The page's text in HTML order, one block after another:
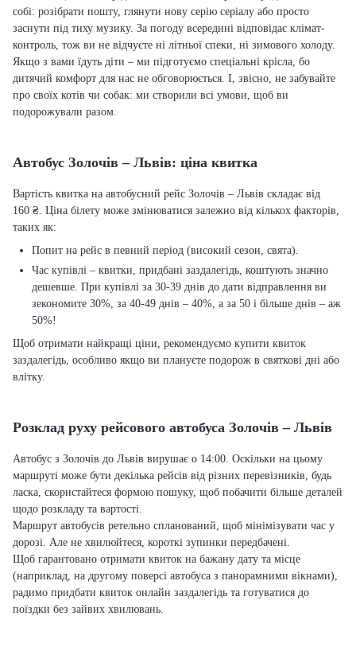
собі: розібрати пошту, глянути нову серію серіалу або просто
заснути під тиху музику. За погоду всередині відповідає клімат-
контроль, тож ви не відчуєте ні літньої спеки, ні зимового холоду.
Якщо з вами їдуть діти – ми підготуємо спеціальні крісла, бо
дитячий комфорт для нас не обговорюється. І, звісно, не забувайте
про своїх котів чи собак: ми створили всі умови, щоб ви
подорожували разом.
Автобус Золочів – Львів: ціна квитка
Вартість квитка на автобусний рейс Золочів – Львів складає від
160 ₴. Ціна білету може змінюватися залежно від кількох факторів,
таких як:
Попит на рейс в певний період (високий сезон, свята).
Час купівлі – квитки, придбані заздалегідь, коштують значно
дешевше. При купівлі за 30-39 днів до дати відправлення ви
зекономите 30%, за 40-49 днів – 40%, а за 50 і більше днів – аж
50%!
Щоб отримати найкращі ціни, рекомендуємо купити квиток
заздалегідь, особливо якщо ви плануєте подорож в святкові дні або
влітку.
Розклад руху рейсового автобуса Золочів – Львів
Автобус з Золочів до Львів вирушає о 14:00. Оскільки на цьому
маршруті може бути декілька рейсів від різних перевізників, будь
ласка, скористайтеся формою пошуку, щоб побачити більше деталей
щодо розкладу та вартості.
Маршрут автобусів ретельно спланований, щоб мінімізувати час у
дорозі. Але не хвилюйтеся, короткі зупинки передбачені.
Щоб гарантовано отримати квиток на бажану дату та місце
(наприклад, на другому поверсі автобуса з панорамними вікнами),
радимо придбати квиток онлайн заздалегідь та готуватися до
поїздки без зайвих хвилювань.